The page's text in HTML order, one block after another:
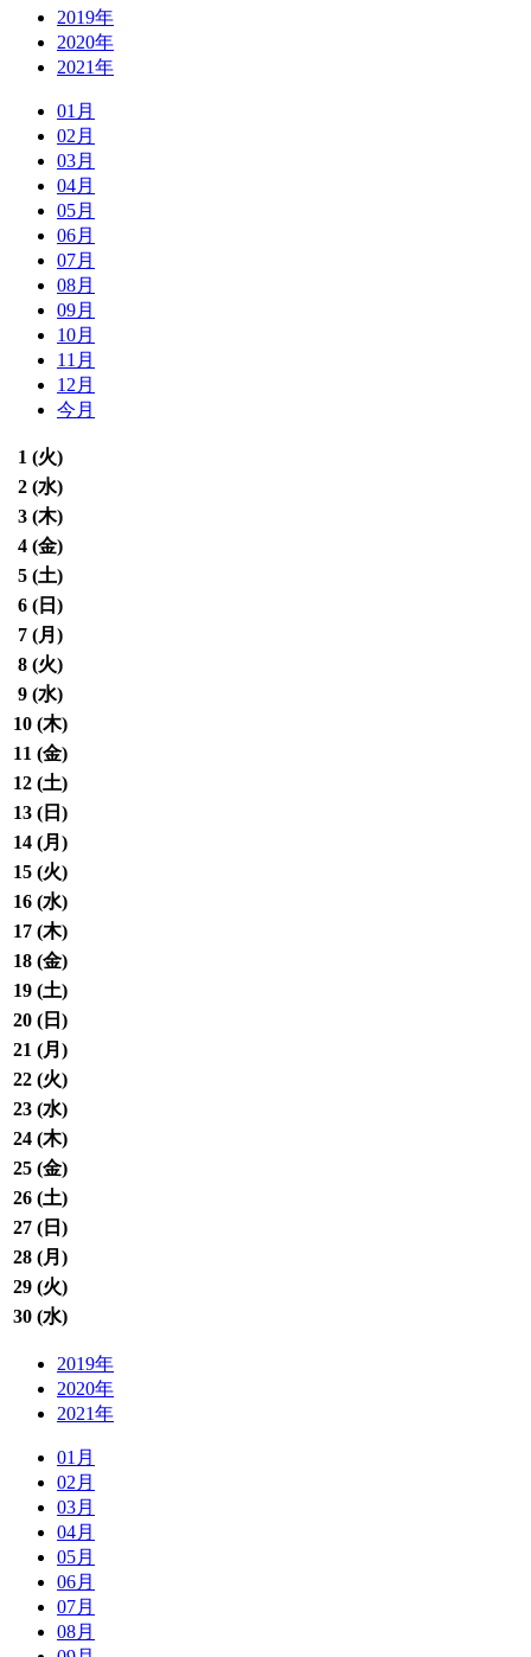
2019年
2020年
2021年
01月
02月
03月
04月
05月
06月
07月
08月
09月
10月
11月
12月
今月
1 (火)
2 (水)
3 (木)
4 (金)
5 (土)
6 ( 日 )
7 (月 )
8 (火)
9 (水)
10 (木)
11 (金)
12 (土)
13 ( 日 )
14 (月 )
15 (火)
16 (水)
17 (木)
18 (金)
19 (土)
20 ( 日 )
21 (月 )
22 (火)
23 (水)
24 (木)
25 (金)
26 (土)
27 ( 日 )
28 (月 )
29 (火)
30 (水)
2019年
2020年
2021年
01月
02月
03月
04月
05月
06月
07月
08月